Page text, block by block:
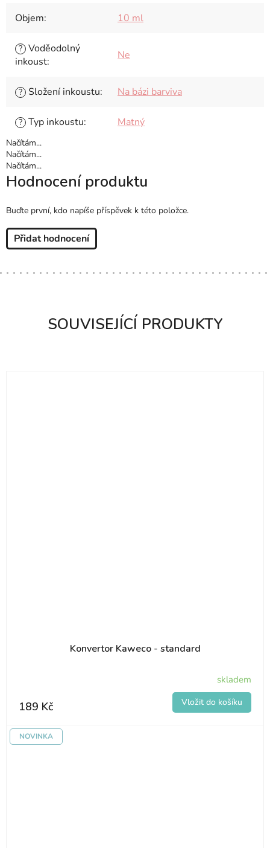
SOUVISEJÍCÍ PRODUKTY
Konvertor Kaweco - standard
skladem
189 Kč
NOVINKA
Objem: 10 ml
? Voděodolný
inkoust: Ne
? Složení inkoustu: Na bázi barviva
? Typ inkoustu: Matný
Načítám...
Načítám...
Načítám...
Hodnocení produktu
Buďte první, kdo napíše příspěvek k této položce.
Přidat hodnocení